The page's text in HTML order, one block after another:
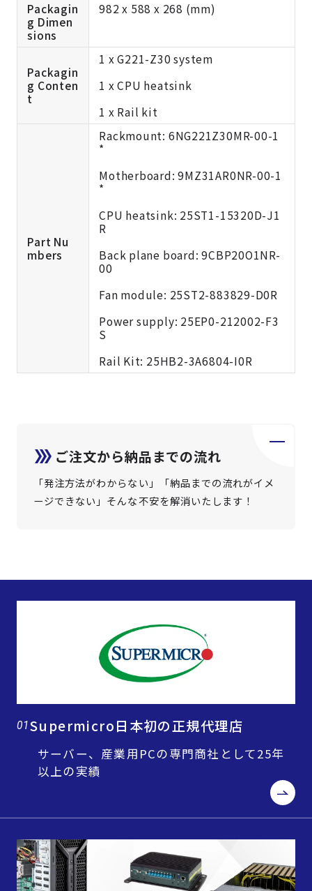
Packagin
g Dimen
sions
982 x 588 x 268 (mm)
Packagin
g Conten
t
1 x G221-Z30 system
1 x CPU heatsink
1 x Rail kit
Part Nu
mbers
Rackmount: 6NG221Z30MR-00-1
*
Motherboard: 9MZ31AR0NR-00-1
*
CPU heatsink: 25ST1-15320D-J1
R
Back plane board: 9CBP20O1NR-
00
Fan module: 25ST2-883829-D0R
Power supply: 25EP0-212002-F3
S
Rail Kit: 25HB2-3A6804-I0R
ご注文から納品までの流れ
「発注方法がわからない」「納品までの流れがイメ
ージできない」そんな不安を解消いたします！
01Supermicro日本初の正規代理店
サーバー、産業用PCの専門商社として25年
以上の実績